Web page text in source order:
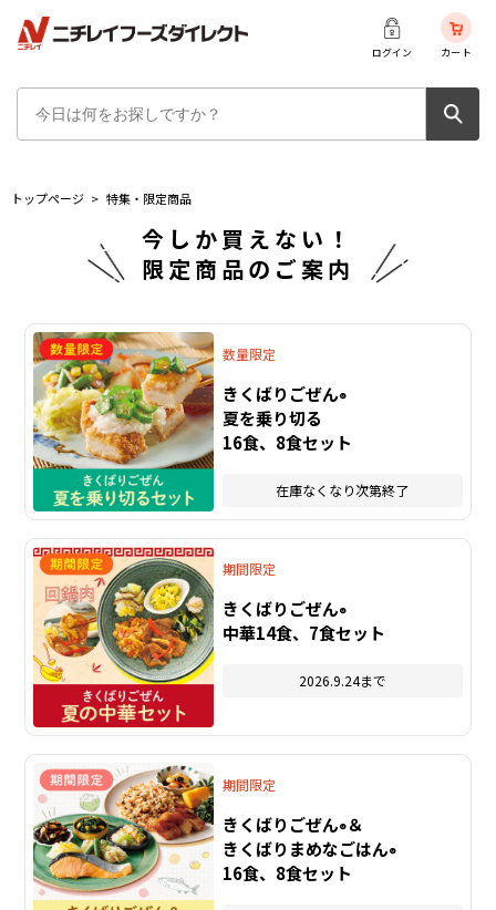
ログイン カート
トップページ > 特集・限定商品
今しか買えない！
限定商品のご案内
数量限定
きくばりごぜん®
夏を乗り切る
16食、8食セット
在庫なくなり次第終了
期間限定
きくばりごぜん®
中華14食、7食セット
2026.9.24まで
期間限定
きくばりごぜん®＆
きくばりまめなごはん®
16食、8食セット